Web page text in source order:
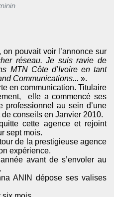
on pouvait voir l’annonce sur
réseau. Je suis ravie de
MTN Côte d’Ivoire en tant
Communications... ».
en communication. Titulaire
elle a commencé ses
professionnel au sein d’une
conseils en Janvier 2010.
cette agence et rejoint
sept mois.
de la prestigieuse agence
expérience.
avant de s’envoler au
ANIN dépose ses valises